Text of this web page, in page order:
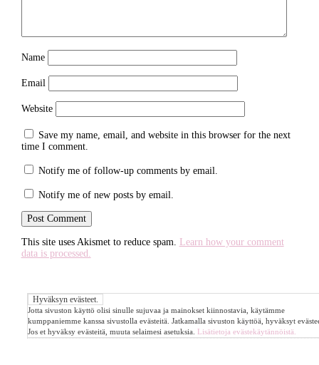
Name
Email
Website
Save my name, email, and website in this browser for the next
time I comment.
Notify me of follow-up comments by email.
Notify me of new posts by email.
This site uses Akismet to reduce spam. Learn how your comment
data is processed.
Jotta sivuston käyttö olisi sinulle sujuvaa ja mainokset kiinnostavia, käytämme
kumppaniemme kanssa sivustolla evästeitä. Jatkamalla sivuston käyttöä, hyväksyt
Jos et hyväksy evästeitä, muuta selaimesi asetuksia. Lisätietoja evästekäytännöistä.